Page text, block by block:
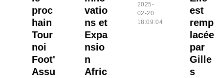
proc
hain
Tour
noi
Foot'
Assu
vatio
ns et
Expa
nsio
n
Afric
2025-
02-20
18:09:04
est
remp
lacée
par
Gille
s